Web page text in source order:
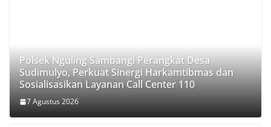
Polsek Nguling Sambangi Perangkat Desa
Sudimulyo, Perkuat Sinergi Harkamtibmas dan
Sosialisasikan Layanan Call Center 110
7 Agustus 2026